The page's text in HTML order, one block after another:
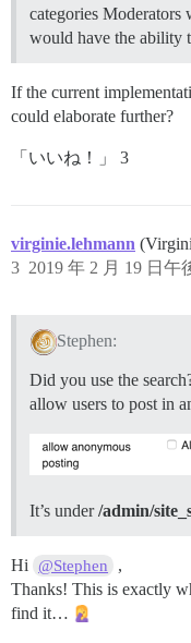
categories Moderators
would have the ability
If the current
could elaborate further?
「いいね！」 3
virginie.lehmann
2019 年 2 月 19 日午
3
Stephen:
Did you use the
allow users to post in
It’s under/admin/
Hi @Stephen
,
Thanks! This is exactly
find it…